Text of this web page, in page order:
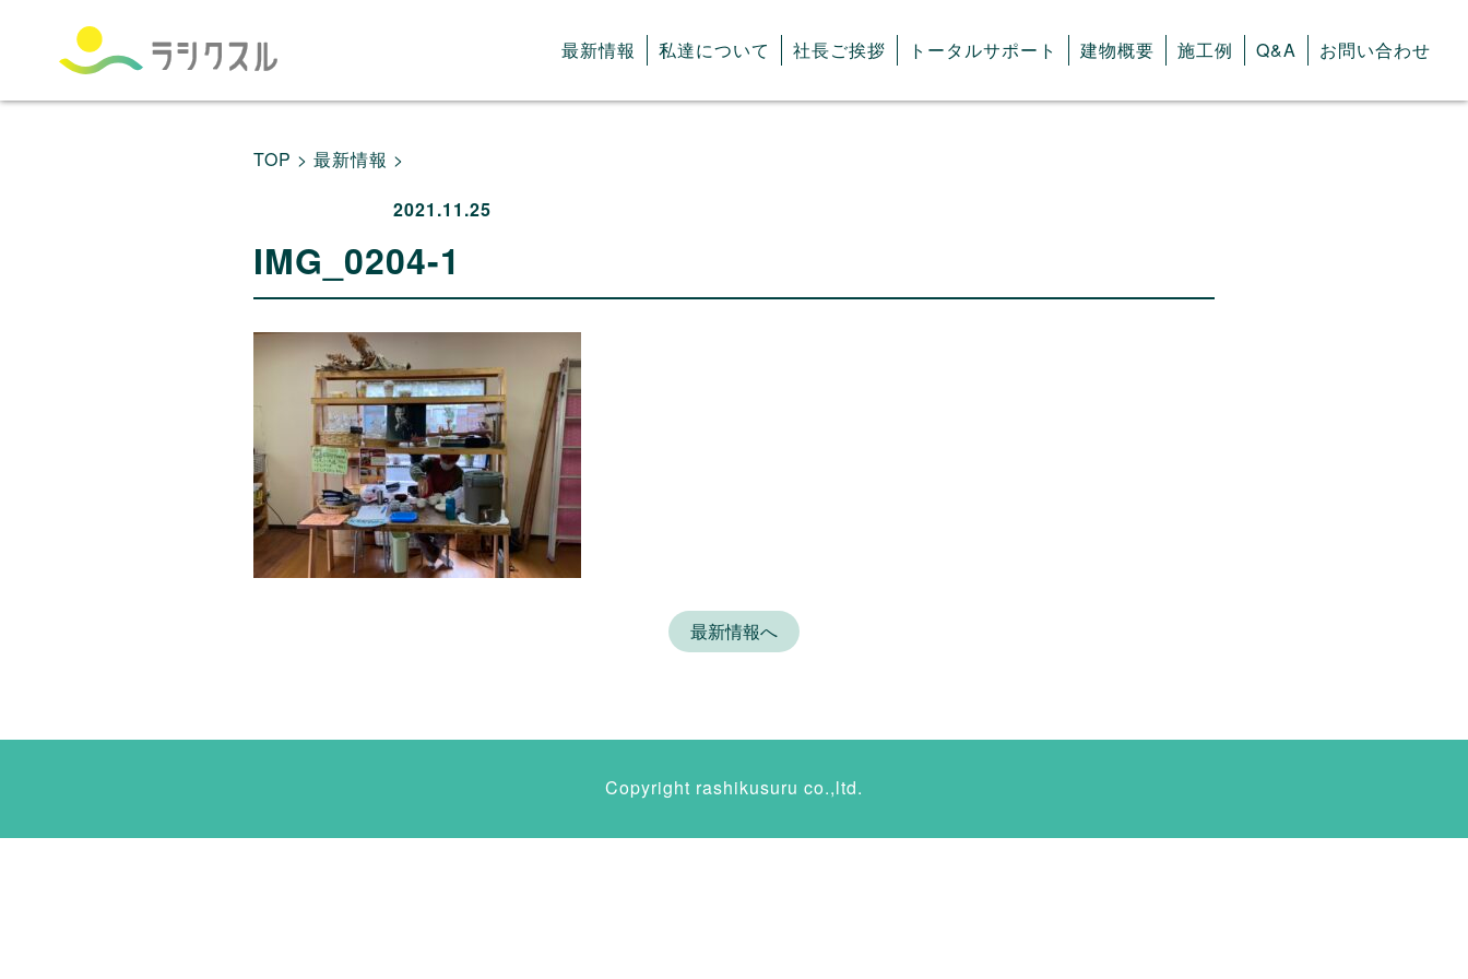
最新情報 私達について 社長ご挨拶 トータルサポート 建物概要 施工例 Q&A お問い合わせ
TOP > 最新情報 >
2021.11.25
IMG_0204-1
最新情報へ
Copyright rashikusuru co.,ltd.